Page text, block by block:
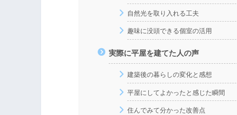
自然光を取り入れる工夫
趣味に没頭できる個室の活用
実際に平屋を建てた人の声
建築後の暮らしの変化と感想
平屋にしてよかったと感じた瞬間
住んでみて分かった改善点